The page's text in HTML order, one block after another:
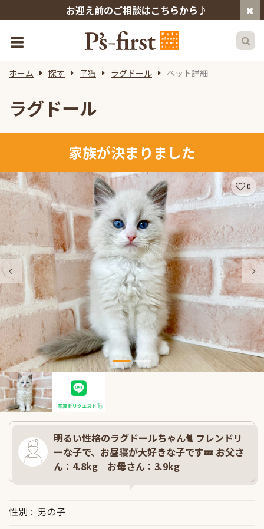
お迎え前のご相談はこちらから♪
ホーム 探す 子猫 ラグドール ペット詳細
ラグドール
家族が決まりました
0
明るい性格のラグドールちゃん🐈 フレンドリ
ーな子で、お昼寝が大好きな子です💤 お父さ
ん：4.8kg お母さん：3.9kg
性別
男の子